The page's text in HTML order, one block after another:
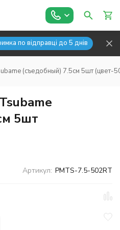
по відправці до 5 днів
(съедобный) 7.5см 5шт (цвет-
5шт
Артикул: PMTS-7.5-502RT